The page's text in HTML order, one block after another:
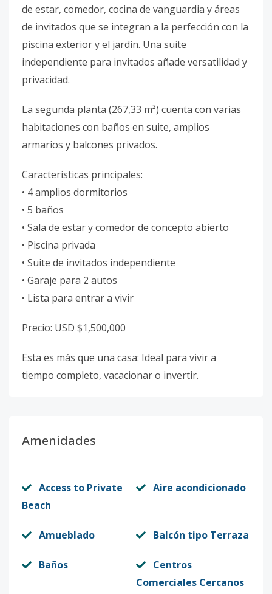
de estar, comedor, cocina de vanguardia y áreas
de invitados que se integran a la perfección con la
piscina exterior y el jardín. Una suite
independiente para invitados añade versatilidad y
privacidad.
La segunda planta (267,33 m²) cuenta con varias
habitaciones con baños en suite, amplios
armarios y balcones privados.
Características principales:
• 4 amplios dormitorios
• 5 baños
• Sala de estar y comedor de concepto abierto
• Piscina privada
• Suite de invitados independiente
• Garaje para 2 autos
• Lista para entrar a vivir
Precio: USD $1,500,000
Esta es más que una casa: Ideal para vivir a
tiempo completo, vacacionar o invertir.
Amenidades
Access to Private
Beach
Aire acondicionado
Amueblado Balcón tipo Terraza
Baños
Centros
Comerciales Cercanos